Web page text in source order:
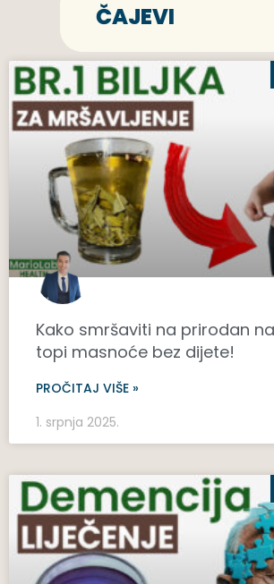
ČAJEVI
Kako smršaviti na prirodan
topi masnoće bez dijete!
PROČITAJ VIŠE »
1. srpnja 2025.